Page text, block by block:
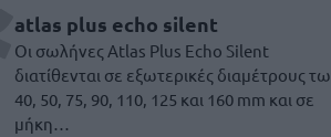
atlas plus echo silent
Οι σωλήνες Atlas Plus Echo Silent
διατίθενται σε εξωτερικές διαμέτρους
40, 50, 75, 90, 110, 125 και 160 mm και σε
μήκη…